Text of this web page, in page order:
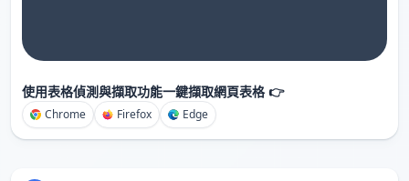
使用表格偵測與擷取功能一鍵擷取網頁表格 👉
Chrome Firefox Edge